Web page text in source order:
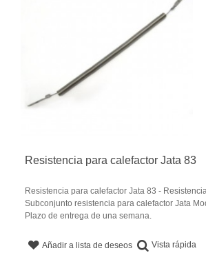
Resistencia para calefactor Jata 83
Resistencia para calefactor Jata 83 -
Subconjunto resistencia para calefactor Jata
Plazo de entrega de una semana.
Añadir a lista de deseos Vista rápida